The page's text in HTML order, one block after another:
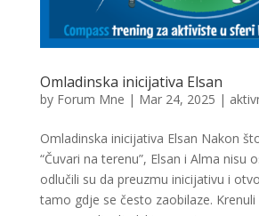
Omladinska inicijativa Elsan
by Forum Mne | Mar 24, 2025 |
Omladinska inicijativa Elsan Nakon
“Čuvari na terenu”, Elsan i Alma nisu
odlučili su da preuzmu inicijativu i
tamo gdje se često zaobilaze.